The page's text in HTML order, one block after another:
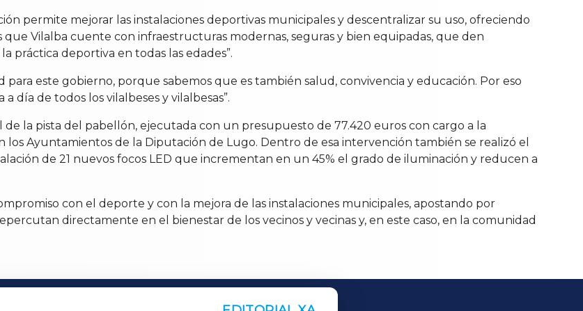
permite mejorar las instalaciones deportivas municipales y descentralizar su uso, ofreciendo
que Vilalba cuente con infraestructuras modernas, seguras y bien equipadas, que den
práctica deportiva en todas las edades”.
este gobierno, porque sabemos que es también salud, convivencia y educación. Por eso
día de todos los vilalbeses y vilalbesas”.
la pista del pabellón, ejecutada con un presupuesto de 77.420 euros con cargo a la
Ayuntamientos de la Diputación de Lugo. Dentro de esa intervención también se realizó el
de 21 nuevos focos LED que incrementan en un 45% el grado de iluminación y reducen a
con el deporte y con la mejora de las instalaciones municipales, apostando por
directamente en el bienestar de los vecinos y vecinas y, en este caso, en la comunidad